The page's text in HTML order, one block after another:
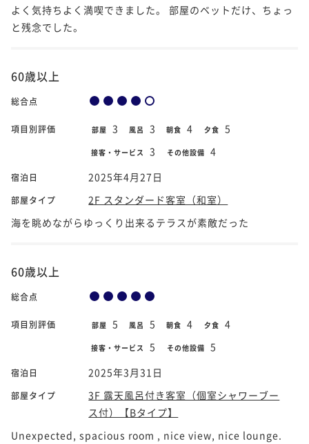
よく気持ちよく満喫できました。 部屋のベットだけ、ちょっ
と残念でした。
60歳以上
総合点
項目別評価 部屋 3 風呂 3 朝食 4 夕食 5
接客・サービス 3 その他設備 4
宿泊日 2025年4月27日
部屋タイプ
2F スタンダード客室（和室）
海を眺めながらゆっくり出来るテラスが素敵だった
60歳以上
総合点
項目別評価 部屋 5 風呂 5 朝食 4 夕食 4
接客・サービス 5 その他設備 5
宿泊日 2025年3月31日
部屋タイプ
3F 露天風呂付き客室（個室シャワーブー
ス付）【Bタイプ】
Unexpected, spacious room , nice view, nice lounge.